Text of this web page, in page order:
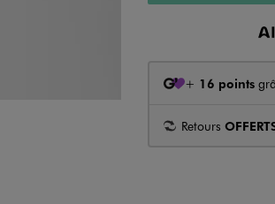
+ 16 points
Retours